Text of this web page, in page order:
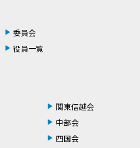
委員会
役員一覧
関東信越会
中部会
四国会